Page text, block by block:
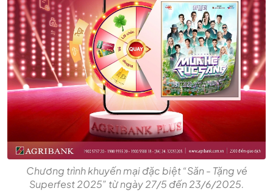
Chương trình khuyến mại đặc biệt “Săn - Tặng vé
Superfest 2025” từ ngày 27/5 đến 23/6/2025.